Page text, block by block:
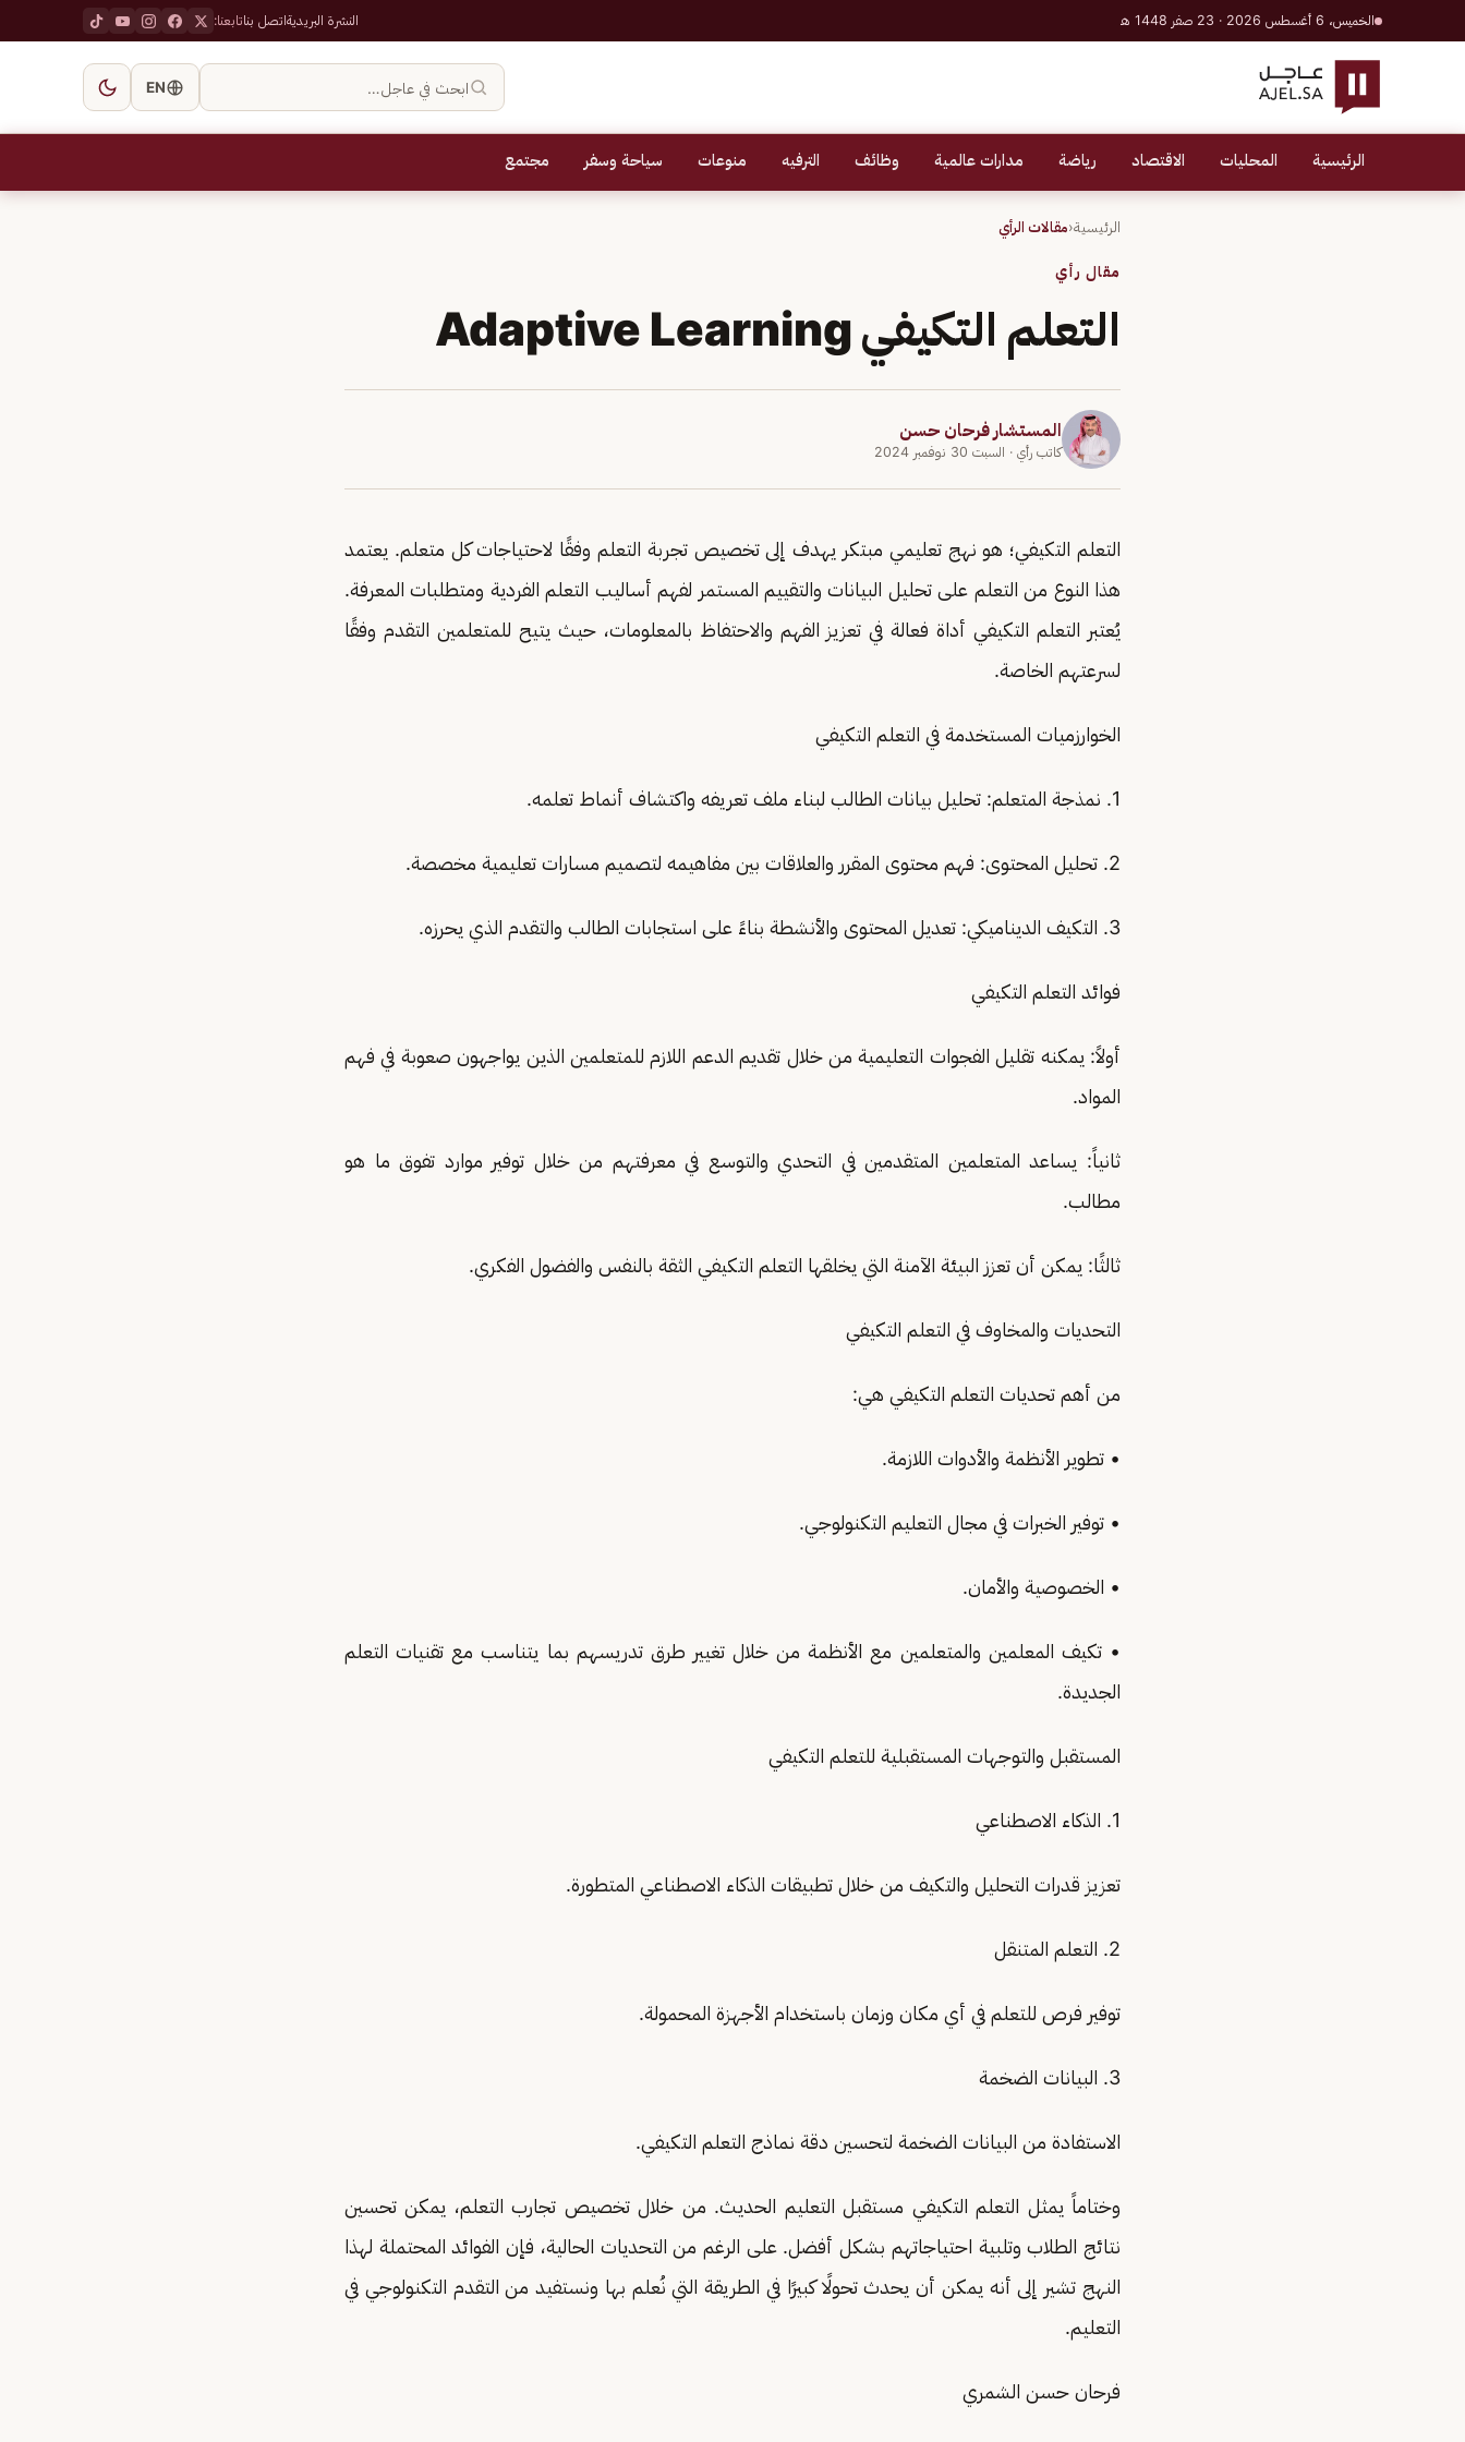
الخميس، 6 أغسطس 2026 · 23 صفر 1448 هـ النشرة البريديةاتصل بناتابعنا:
ابحث في عاجل… EN
الرئيسية المحليات الاقتصاد رياضة مدارات عالمية وظائف الترفيه منوعات سياحة وسفر مجتمع
الرئيسية‹مقالات الرأي
مقال رأي
التعلم التكيفي ‏Adaptive Learning
المستشار فرحان حسن
كاتب رأي · السبت 30 نوفمبر 2024
التعلم التكيفي؛ هو نهج تعليمي مبتكر يهدف إلى تخصيص تجربة التعلم وفقًا لاحتياجات كل متعلم. يعتمد
هذا النوع من التعلم على تحليل البيانات والتقييم المستمر لفهم أساليب التعلم الفردية ومتطلبات المعرفة.
يُعتبر التعلم التكيفي أداة فعالة في تعزيز الفهم والاحتفاظ بالمعلومات، حيث يتيح للمتعلمين التقدم وفقًا
لسرعتهم الخاصة.
الخوارزميات المستخدمة في التعلم التكيفي
1. نمذجة المتعلم: تحليل بيانات الطالب لبناء ملف تعريفه واكتشاف أنماط تعلمه.
2. تحليل المحتوى: فهم محتوى المقرر والعلاقات بين مفاهيمه لتصميم مسارات تعليمية مخصصة.
3. التكيف الديناميكي: تعديل المحتوى والأنشطة بناءً على استجابات الطالب والتقدم الذي يحرزه.
فوائد التعلم التكيفي
أولاً: يمكنه تقليل الفجوات التعليمية من خلال تقديم الدعم اللازم للمتعلمين الذين يواجهون صعوبة في فهم
المواد.
ثانياً: يساعد المتعلمين المتقدمين في التحدي والتوسع في معرفتهم من خلال توفير موارد تفوق ما هو
مطالب.
ثالثًا: يمكن أن تعزز البيئة الآمنة التي يخلقها التعلم التكيفي الثقة بالنفس والفضول الفكري.
التحديات والمخاوف في التعلم التكيفي
من أهم تحديات التعلم التكيفي هي:
• تطوير الأنظمة والأدوات اللازمة.
• توفير الخبرات في مجال التعليم التكنولوجي.
• الخصوصية والأمان.
• تكيف المعلمين والمتعلمين مع الأنظمة من خلال تغيير طرق تدريسهم بما يتناسب مع تقنيات التعلم
الجديدة.
المستقبل والتوجهات المستقبلية للتعلم التكيفي
1. الذكاء الاصطناعي
تعزيز قدرات التحليل والتكيف من خلال تطبيقات الذكاء الاصطناعي المتطورة.
2. التعلم المتنقل
توفير فرص للتعلم في أي مكان وزمان باستخدام الأجهزة المحمولة.
3. البيانات الضخمة
الاستفادة من البيانات الضخمة لتحسين دقة نماذج التعلم التكيفي.
وختاماً يمثل التعلم التكيفي مستقبل التعليم الحديث. من خلال تخصيص تجارب التعلم، يمكن تحسين
نتائج الطلاب وتلبية احتياجاتهم بشكل أفضل. على الرغم من التحديات الحالية، فإن الفوائد المحتملة لهذا
النهج تشير إلى أنه يمكن أن يحدث تحولًا كبيرًا في الطريقة التي نُعلم بها ونستفيد من التقدم التكنولوجي في
التعليم.
فرحان حسن الشمري